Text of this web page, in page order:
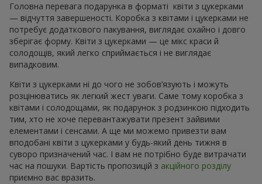
Головна перевага подарунка в форматі квіти з цукерками
— відчуття завершеності. Коробка з квітами і цукерками не
потребує додаткового пакування, виглядає охайно і довго
зберігає форму. Квіти з цукерками — це мікс краси й
солодощів, який легко сприймається і не виглядає
випадковим.
Квіти з цукерками ні до чого не зобов’язують і можуть
розцінюватись як легкий жест уваги. Саме тому коробка з
квітами і солодощами, як подарунок з родзинкою підходить
тим, хто не хоче перевантажувати презент зайвими
елементами і сенсами. А ще ми можемо привезти вам
вподобані квіти з цукерками у будь-який день тижня в
суворо призначений час. І вам не потрібно буде витрачати
час на пошуки. Вартість пропозицій з акційного розділу
приємно вас вразить.